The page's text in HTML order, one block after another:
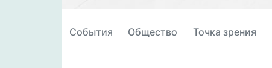
События Общество Точка зрения